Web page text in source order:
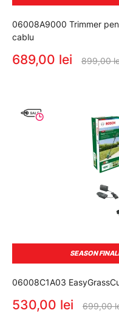
06008A9000 Trimmer
cablu
689,00 lei 899,00
SEASON
06008C1A03
530,00 lei 699,00